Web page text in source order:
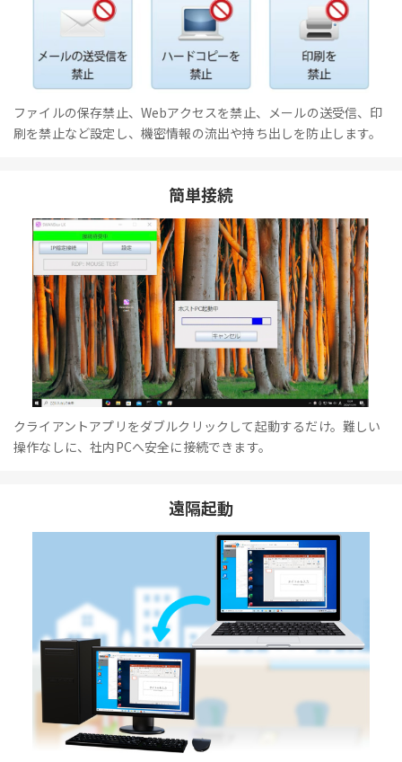
ファイルの保存禁止、Webアクセスを禁止、メールの送受信、印
刷を禁止など設定し、機密情報の流出や持ち出しを防止します。
簡単接続
クライアントアプリをダブルクリックして起動するだけ。難しい
操作なしに、社内PCへ安全に接続できます。
遠隔起動